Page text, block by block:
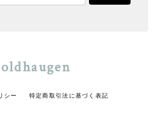
シー 特定商取引法に基づく表記